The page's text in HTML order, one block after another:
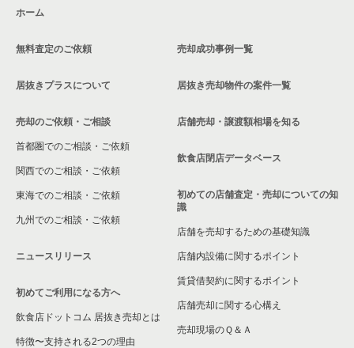
ホーム
無料査定のご依頼
居抜きプラスについて
売却のご依頼・ご相談
首都圏でのご相談・ご依頼
関西でのご相談・ご依頼
東海でのご相談・ご依頼
九州でのご相談・ご依頼
ニュースリリース
初めてご利用になる方へ
飲食店ドットコム 居抜き売却とは
特徴〜支持される2つの理由
売却成功事例一覧
居抜き売却物件の案件一覧
店舗売却・譲渡額相場を知る
飲食店閉店データベース
初めての店舗査定・売却についての知
識
店舗を売却するための基礎知識
店舗内設備に関するポイント
賃貸借契約に関するポイント
店舗売却に関する心構え
売却現場のＱ＆Ａ